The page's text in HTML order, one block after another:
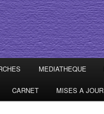
MEDIATHEQUE
CARNET MISES A JOUR